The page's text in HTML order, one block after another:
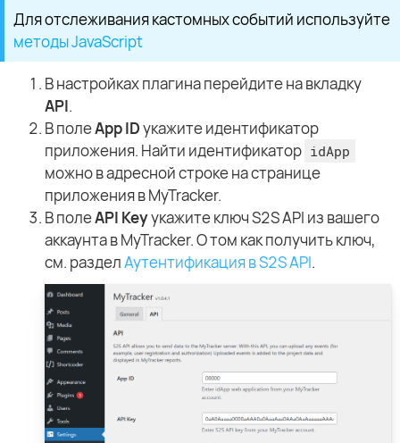
Для отслеживания кастомных событий используйте
методы JavaScript
В настройках плагина перейдите на вкладку
API.
В полеApp IDукажите идентификатор
приложения. Найти идентификатор idApp
можно в адресной строке на странице
приложения в MyTracker.
В полеAPI Keyукажите ключ S2S API из вашего
аккаунта в MyTracker. О том как получить ключ,
см. разделАутентификация в S2S API.